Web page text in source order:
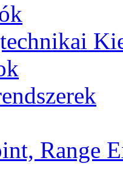
Range